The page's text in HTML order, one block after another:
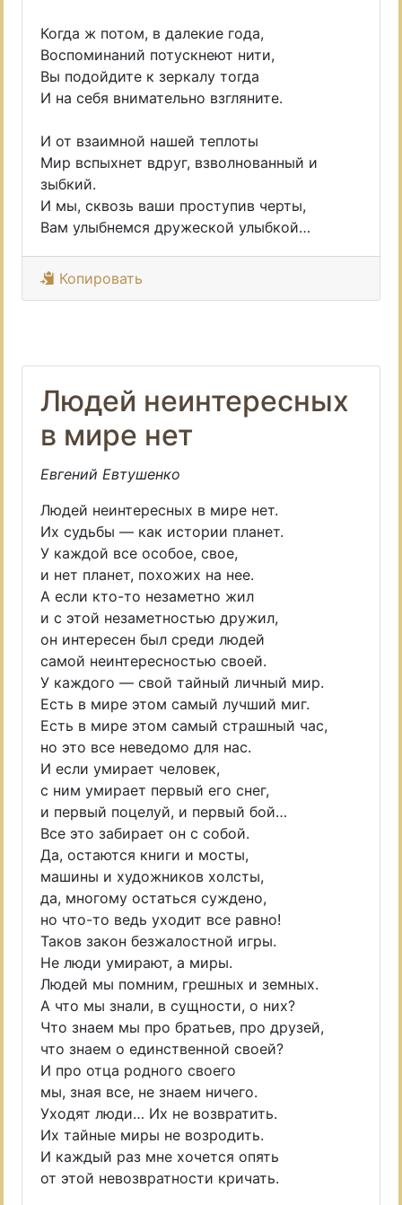
Когда ж потом, в далекие года,
Воспоминаний потускнеют нити,
Вы подойдите к зеркалу тогда
И на себя внимательно взгляните.
И от взаимной нашей теплоты
Мир вспыхнет вдруг, взволнованный и
зыбкий.
И мы, сквозь ваши проступив черты,
Вам улыбнемся дружеской улыбкой…
Копировать
Людей неинтересных
в мире нет
Евгений Евтушенко
Людей неинтересных в мире нет.
Их судьбы — как истории планет.
У каждой все особое, свое,
и нет планет, похожих на нее.
А если кто-то незаметно жил
и с этой незаметностью дружил,
он интересен был среди людей
самой неинтересностью своей.
У каждого — свой тайный личный мир.
Есть в мире этом самый лучший миг.
Есть в мире этом самый страшный час,
но это все неведомо для нас.
И если умирает человек,
с ним умирает первый его снег,
и первый поцелуй, и первый бой…
Все это забирает он с собой.
Да, остаются книги и мосты,
машины и художников холсты,
да, многому остаться суждено,
но что-то ведь уходит все равно!
Таков закон безжалостной игры.
Не люди умирают, а миры.
Людей мы помним, грешных и земных.
А что мы знали, в сущности, о них?
Что знаем мы про братьев, про друзей,
что знаем о единственной своей?
И про отца родного своего
мы, зная все, не знаем ничего.
Уходят люди… Их не возвратить.
Их тайные миры не возродить.
И каждый раз мне хочется опять
от этой невозвратности кричать.